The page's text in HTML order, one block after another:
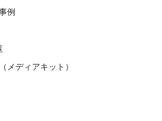
例
メディアキット）